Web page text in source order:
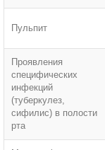
Пульпит
Проявления
специфических
инфекций
(туберкулез,
сифилис) в полости
рта